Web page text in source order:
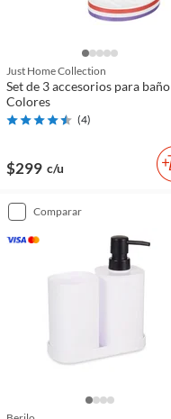
Just Home Collection
Set de 3 accesorios para baño
Colores
(4)
$299 c/u
comparar